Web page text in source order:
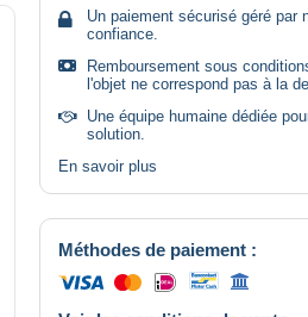
Un paiement sécurisé géré par
confiance.
Remboursement sous
l'objet ne correspond pas à la
Une équipe humaine dédiée
solution.
En savoir plus
Méthodes de paiement :